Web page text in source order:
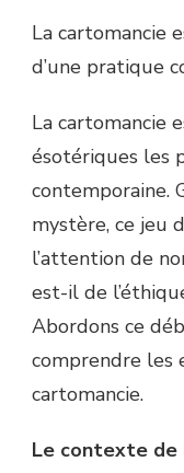
La cartomancie
d’une pratique
La cartomancie
ésotériques les
contemporaine.
mystère, ce jeu
l’attention de
est-il de
Abordons ce
comprendre les
cartomancie.
Le contexte de